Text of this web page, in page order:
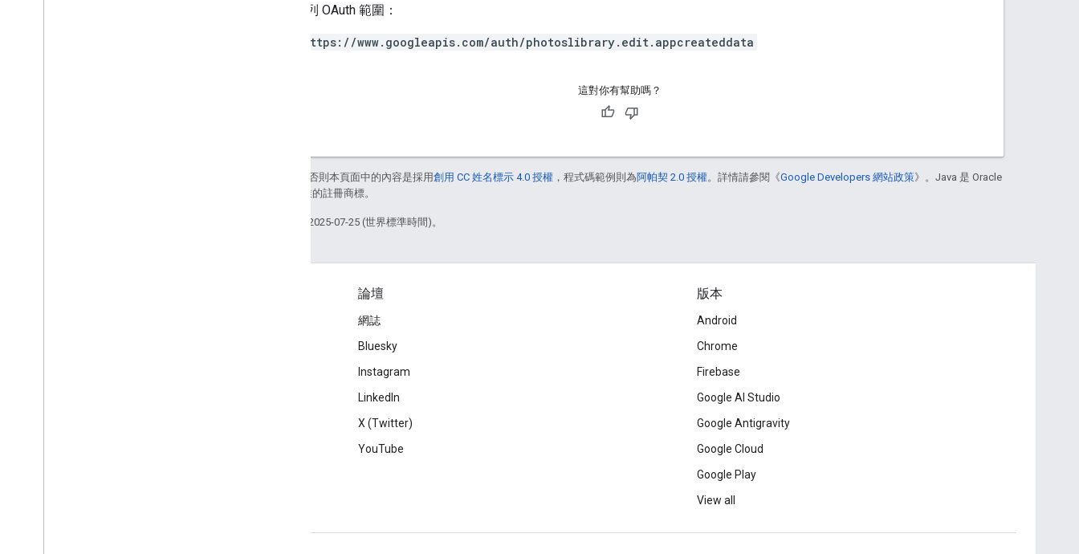
需要下列 OAuth 範圍：
https://www.googleapis.com/auth/photoslibrary.edit.appcreateddata
這對你有幫助嗎？
除非另有註明，否則本頁面中的內容是採用創用 CC 姓名標示 4.0 授權 ，程式碼範例則為阿帕契 2.0 授權。詳情請參閱《Google Developers 網站政策》。Java 是 Oracle
和/或其關聯企業的註冊商標。
上次更新時間：2025-07-25 (世界標準時間)。
論壇
網誌
Bluesky
Instagram
LinkedIn
X (Twitter)
YouTube
版本
Android
Chrome
Firebase
Google AI Studio
Google Antigravity
Google Cloud
Google Play
View all